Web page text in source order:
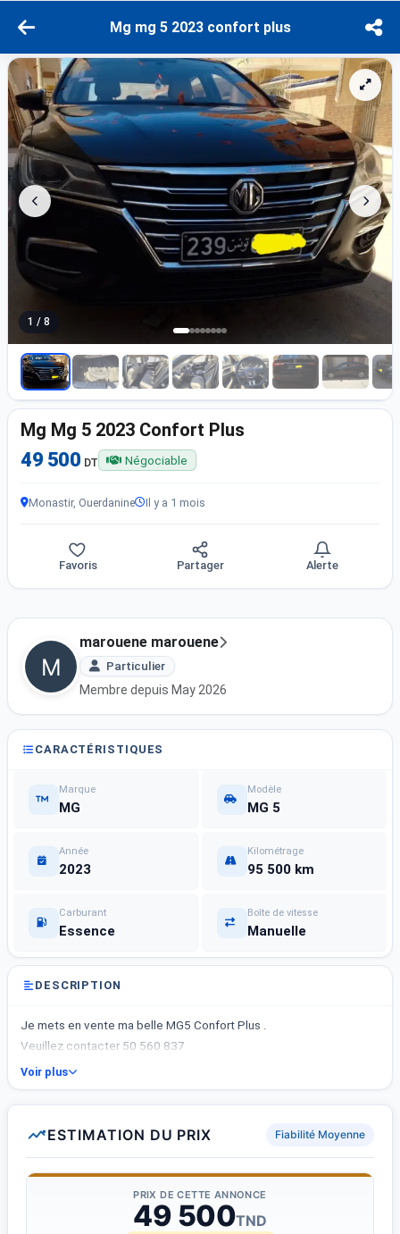
Mg mg 5 2023 confort plus
1 / 8
Mg Mg 5 2023 Confort Plus
49 500 DT Négociable
Monastir, Ouerdanine Il y a 1 mois
Favoris Partager Alerte
marouene marouene
Particulier
Membre depuis May 2026
CARACTÉRISTIQUES
Marque
MG
Modèle
MG 5
Année
2023
Kilométrage
95 500 km
Carburant
Essence
Boîte de vitesse
Manuelle
DESCRIPTION
Je mets en vente ma belle MG5 Confort Plus .
Veuillez contacter 50 560 837
Voir plus
ESTIMATION DU PRIX Fiabilité Moyenne
PRIX DE CETTE ANNONCE
49 500TND